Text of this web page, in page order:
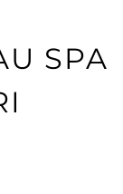
SPA